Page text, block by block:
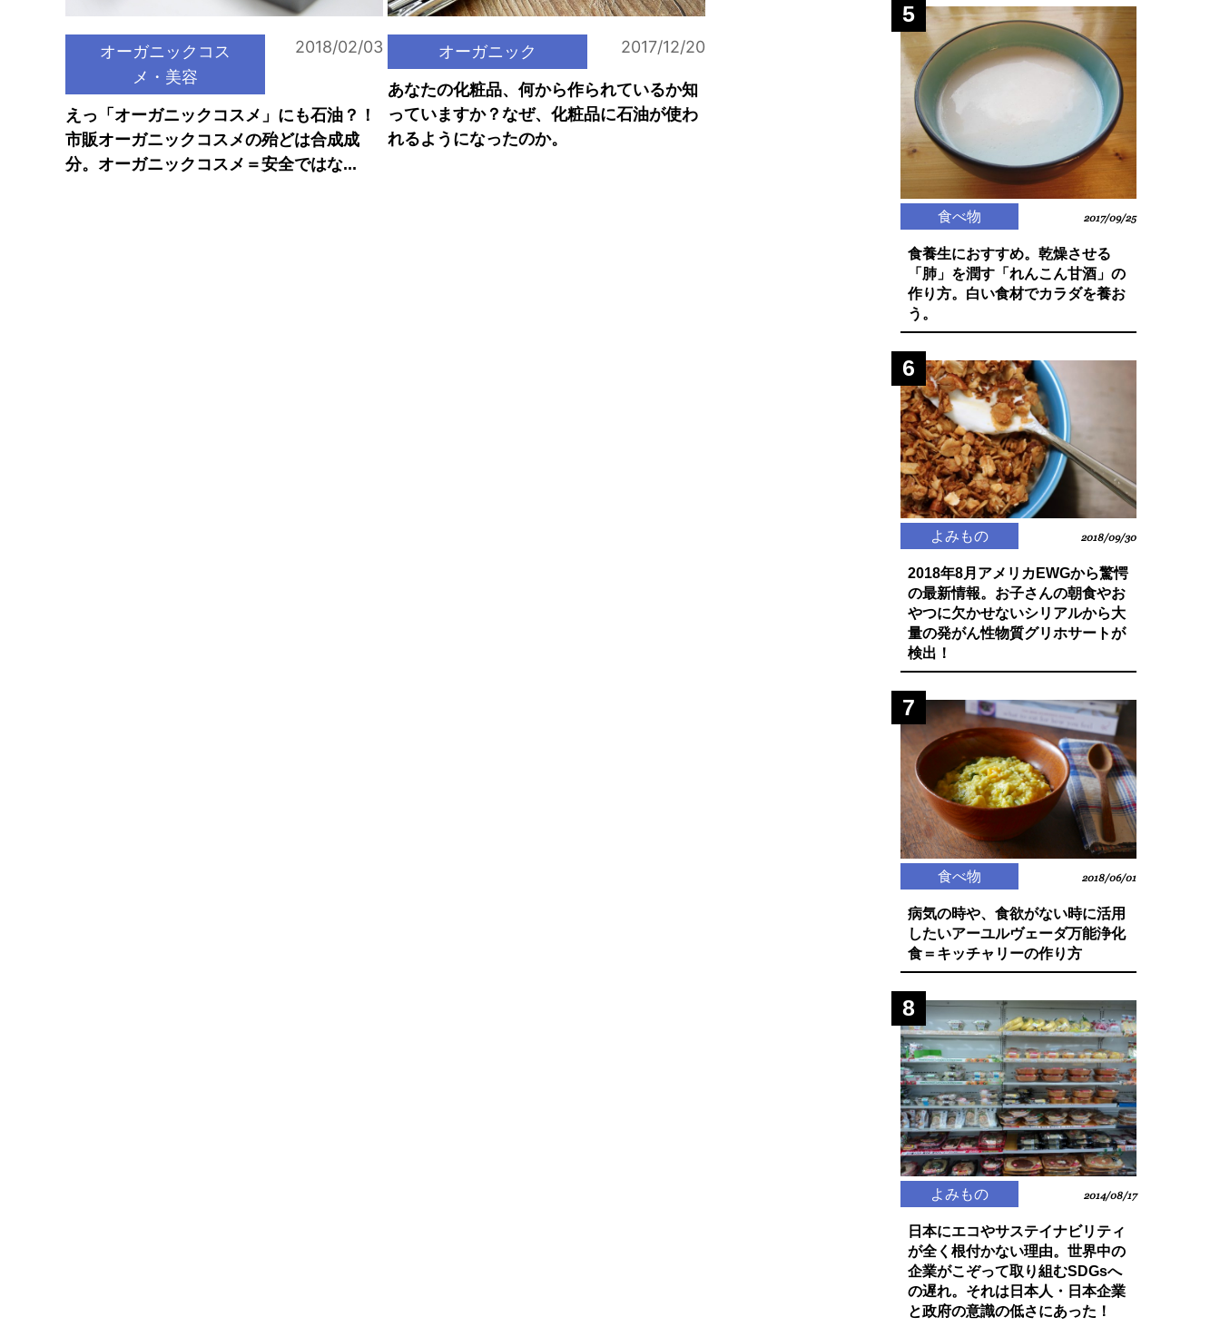
オーガニックコス
メ・美容
2018/02/03
えっ「オーガニックコスメ」にも石油？！
市販オーガニックコスメの殆どは合成成
分。オーガニックコスメ＝安全ではな...
オーガニック 2017/12/20
あなたの化粧品、何から作られているか知
っていますか？なぜ、化粧品に石油が使わ
れるようになったのか。
5
食べ物 2017/09/25
食養生におすすめ。乾燥させる
「肺」を潤す「れんこん甘酒」の
作り方。白い食材でカラダを養お
う。
6
よみもの 2018/09/30
2018年8月アメリカEWGから驚愕
の最新情報。お子さんの朝食やお
やつに欠かせないシリアルから大
量の発がん性物質グリホサートが
検出！
7
食べ物 2018/06/01
病気の時や、食欲がない時に活用
したいアーユルヴェーダ万能浄化
食＝キッチャリーの作り方
8
よみもの 2014/08/17
日本にエコやサステイナビリティ
が全く根付かない理由。世界中の
企業がこぞって取り組むSDGsへ
の遅れ。それは日本人・日本企業
と政府の意識の低さにあった！